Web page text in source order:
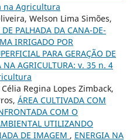
na Agricultura
Welson Lima Simões,
PALHADA DA CANA-DE-
IRRIGADO POR
PARA GERAÇÃO DE
NA AGRICULTURA: v. 35 n. 4
Regina Lopes Zimback,
ÁREA CULTIVADA COM
COM O
UTILIZANDO
DE IMAGEM , ENERGIA NA